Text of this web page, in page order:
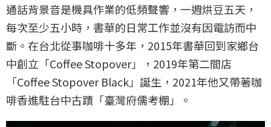
通話背景音是機具作業的低頻聲響，一週烘豆五天，
每次至少五小時，書華的日常工作並沒有因電訪而中
斷。在台北從事咖啡十多年，2015年書華回到家鄉台
中創立「Coffee Stopover」，2019年第二間店
「Coffee Stopover Black」誕生，2021年他又帶著咖
啡香進駐台中古蹟「臺灣府儒考棚」。